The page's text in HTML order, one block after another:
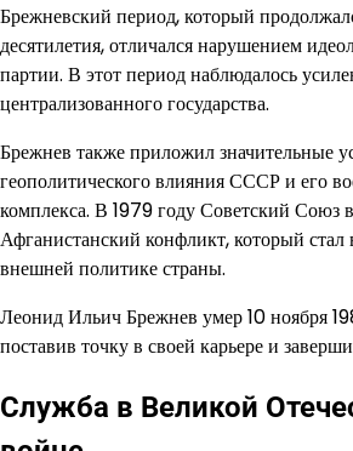
Брежневский период, который
десятилетия, отличался нарушением
партии. В этот период наблюдалось
централизованного государства.
Брежнев также приложил значительные
геополитического влияния СССР и его
комплекса. В 1979 году Советский Союз
Афганистанский конфликт, который
внешней политике страны.
Леонид Ильич Брежнев умер 10 ноября
поставив точку в своей карьере и
Служба в Великой